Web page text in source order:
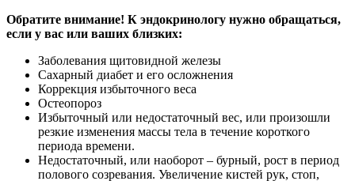
Обратите внимание! К эндокринологу нужно обращаться,
если у вас или ваших близких:
Заболевания щитовидной железы
Сахарный диабет и его осложнения
Коррекция избыточного веса
Остеопороз
Избыточный или недостаточный вес, или произошли
резкие изменения массы тела в течение короткого
периода времени.
Недостаточный, или наоборот – бурный, рост в период
полового созревания. Увеличение кистей рук, стоп,